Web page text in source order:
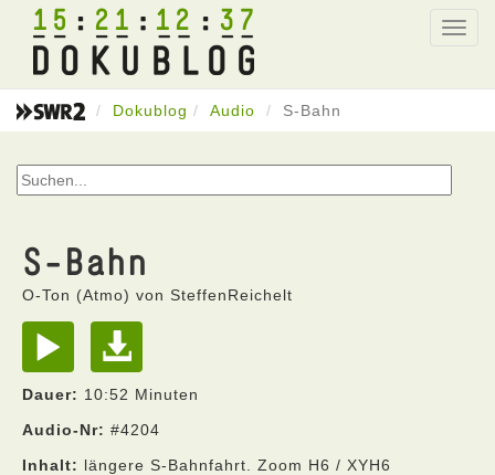
15 21 12 37
Dokublog Audio S-Bahn
S-Bahn
O-Ton (Atmo) von SteffenReichelt
Dauer: 10:52 Minuten
Audio-Nr: #4204
Inhalt: längere S-Bahnfahrt. Zoom H6 / XYH6